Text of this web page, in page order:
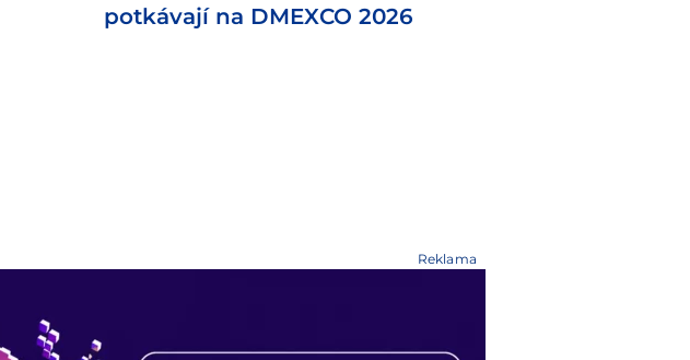
potkávají na DMEXCO 2026
Reklama